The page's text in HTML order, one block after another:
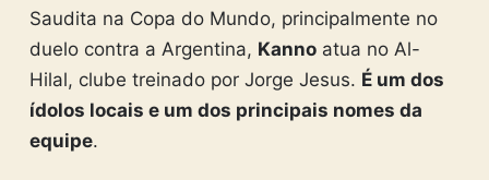
Saudita na Copa do Mundo, principalmente no
duelo contra a Argentina, Kannoatua no Al-
Hilal, clube treinado por Jorge Jesus. É um dos
ídolos locais e um dos principais nomes da
equipe.